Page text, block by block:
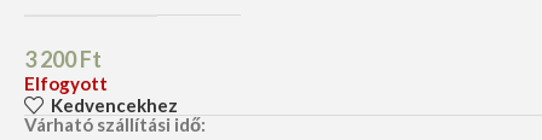
3 200Ft
Elfogyott
Kedvencekhez
Várható szállítási idő: